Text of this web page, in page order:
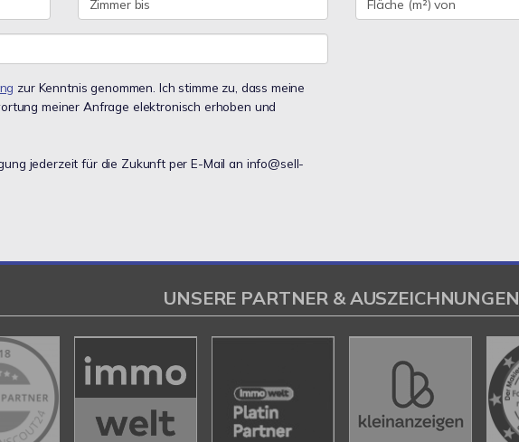
zur Kenntnis genommen. Ich stimme zu, dass meine
meiner Anfrage elektronisch erhoben und
jederzeit für die Zukunft per E-Mail an info@sell-
UNSERE PARTNER & AUSZEICHNUNGEN